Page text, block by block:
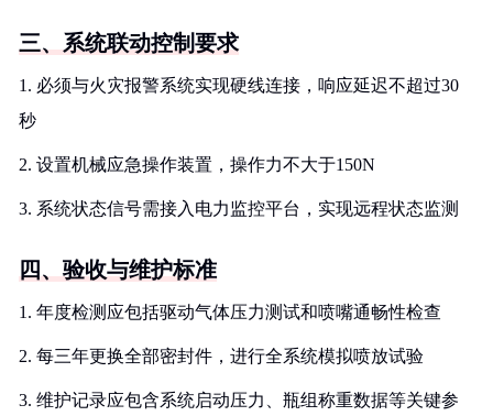
三、系统联动控制要求
1. 必须与火灾报警系统实现硬线连接，响应延迟不超过30
秒
2. 设置机械应急操作装置，操作力不大于150N
3. 系统状态信号需接入电力监控平台，实现远程状态监测
四、验收与维护标准
1. 年度检测应包括驱动气体压力测试和喷嘴通畅性检查
2. 每三年更换全部密封件，进行全系统模拟喷放试验
3. 维护记录应包含系统启动压力、瓶组称重数据等关键参